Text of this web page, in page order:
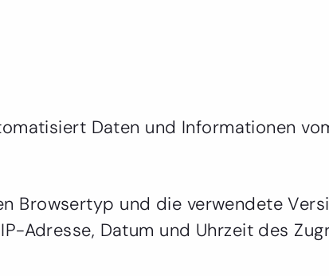
Daten und Informationen
Browsertyp und die verwendete
Adresse, Datum und Uhrzeit des